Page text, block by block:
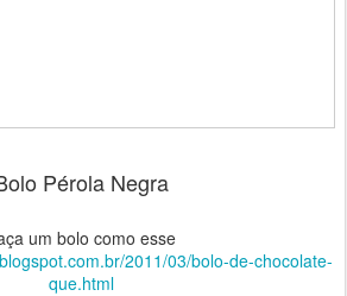
Pérola Negra
um bolo como esse
2011/03/bolo-de-chocolate-
que.html